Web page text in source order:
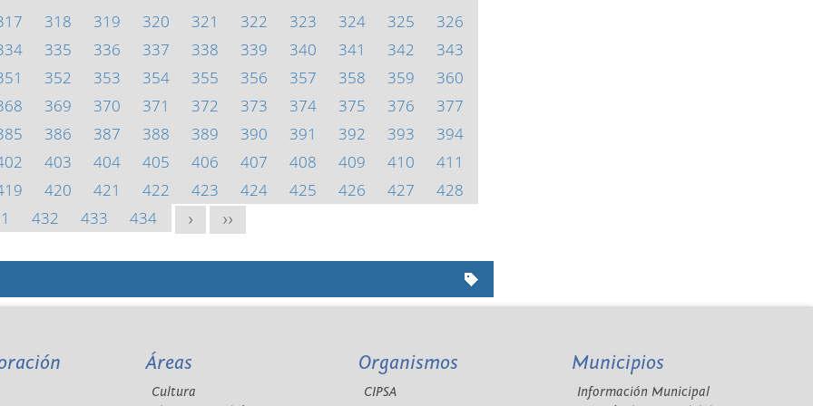
318 319 320 321 322 323 324 325
326
335 336 337 338 339 340 341 342
343
352 353 354 355 356 357 358 359
360
369 370 371 372 373 374 375 376
377
386 387 388 389 390 391 392 393
394
403 404 405 406 407 408 409 410
411
420 421 422 423 424 425 426 427
428
432 433 434 > >>
Áreas
Cultura
Organismos
CIPSA
Municipios
Información Municipal